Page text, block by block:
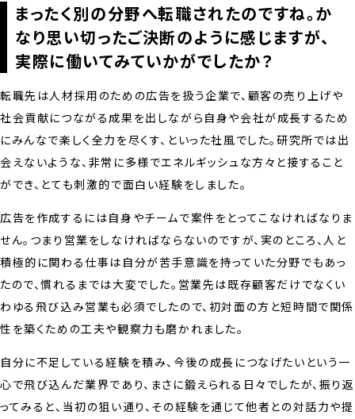
まったく別の分野へ転職されたのですね。か
なり思い切ったご決断のように感じますが、
実際に働いてみていかがでしたか？
転職先は人材採用のための広告を扱う企業で、顧客の売り上げや
社会貢献につながる成果を出しながら自身や会社が成長するため
にみんなで楽しく全力を尽くす、といった社風でした。研究所では出
会えないような、非常に多様でエネルギッシュな方々と接すること
ができ、とても刺激的で面白い経験をしました。
広告を作成するには自身やチームで案件をとってこなければなりま
せん。つまり営業をしなければならないのですが、実のところ、人と
積極的に関わる仕事は自分が苦手意識を持っていた分野でもあっ
たので、慣れるまでは大変でした。営業先は既存顧客だけでなくい
わゆる飛び込み営業も必須でしたので、初対面の方と短時間で関係
性を築くための工夫や観察力も磨かれました。
自分に不足している経験を積み、今後の成長につなげたいという一
心で飛び込んだ業界であり、まさに鍛えられる日々でしたが、振り返
ってみると、当初の狙い通り、その経験を通じて他者との対話力や提